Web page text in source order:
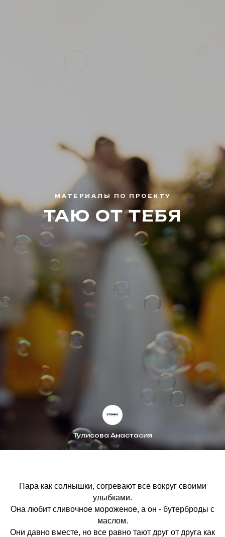
МАТЕРИАЛЫ ПО ПРОЕКТУ
ТАЮ ОТ ТЕБЯ
Тулисова Анастасия
Пара как солнышки, согревают все вокруг своими
улыбками.
Она любит сливочное мороженое, а он - бутерброды с
маслом.
Они давно вместе, но все равно тают друг от друга как